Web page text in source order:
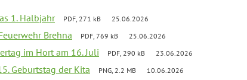
1. Halbjahr PDF, 271 kB 25.06.2026
Brehna PDF, 769 kB 25.06.2026
im Hort am 16. Juli PDF, 290 kB 23.06.2026
Geburtstag der Kita PNG, 2.2 MB 10.06.2026